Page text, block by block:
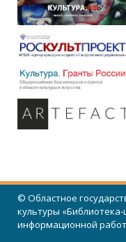
© Областное
культуры
информационной